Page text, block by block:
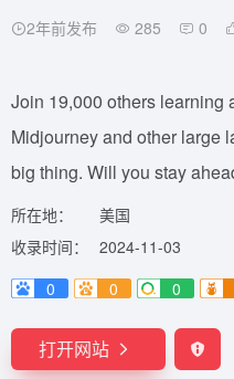
2年前发布 285 0
Join 19,000 others learning
Midjourney and other large
big thing. Will you stay
所在地：
美国
收录时间：
2024-11-03
0
0 0
打开网站